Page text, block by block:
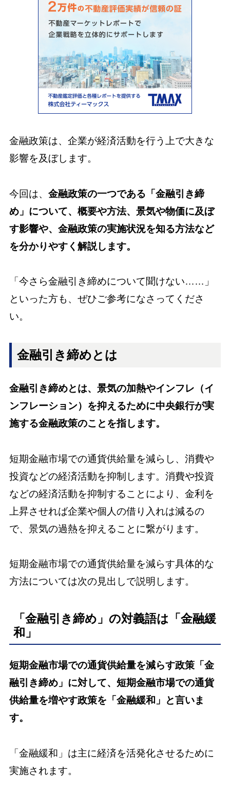
金融政策は、企業が経済活動を行う上で大きな
影響を及ぼします。
今回は、 金融政策の一つである「金融引き締
め」について、概要や方法、景気や物価に及ぼ
す影響や、金融政策の実施状況を知る方法など
を分かりやすく解説します。
「今さら金融引き締めについて聞けない……」
といった方も、ぜひご参考になさってくださ
い。
金融引き締めとは
金融引き締めとは、景気の加熱やインフレ（イ
ンフレーション）を抑えるために中央銀行が実
施する金融政策のことを指します。
短期金融市場での通貨供給量を減らし、消費や
投資などの経済活動を抑制します。消費や投資
などの経済活動を抑制することにより、金利を
上昇させれば企業や個人の借り入れは減るの
で、景気の過熱を抑えることに繋がります。
短期金融市場での通貨供給量を減らす具体的な
方法については次の見出しで説明します。
「金融引き締め」の対義語は「金融緩
和」
短期金融市場での通貨供給量を減らす政策「金
融引き締め」に対して、短期金融市場での通貨
供給量を増やす政策を「金融緩和」と言いま
す。
「金融緩和」は主に経済を活発化させるために
実施されます。